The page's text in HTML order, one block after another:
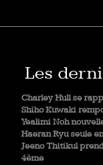
Les
Charley Hull se
Shiho Kuwaki
Yealimi Noh
Haeran Ryu seule
Jeeno Thitikul
4ème